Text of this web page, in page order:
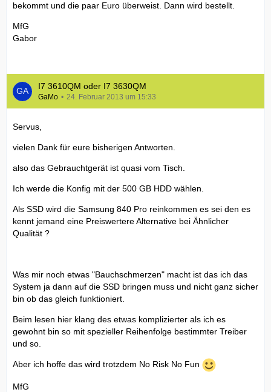
bekommt und die paar Euro überweist. Dann wird bestellt.
MfG
Gabor
I7 3610QM oder I7 3630QM
GaMo 24. Februar 2013 um 15:33
Servus,
vielen Dank für eure bisherigen Antworten.
also das Gebrauchtgerät ist quasi vom Tisch.
Ich werde die Konfig mit der 500 GB HDD wählen.
Als SSD wird die Samsung 840 Pro reinkommen es sei den es
kennt jemand eine Preiswertere Alternative bei Ähnlicher
Qualität ?
Was mir noch etwas "Bauchschmerzen" macht ist das ich das
System ja dann auf die SSD bringen muss und nicht ganz sicher
bin ob das gleich funktioniert.
Beim lesen hier klang des etwas komplizierter als ich es
gewohnt bin so mit spezieller Reihenfolge bestimmter Treiber
und so.
Aber ich hoffe das wird trotzdem No Risk No Fun
MfG